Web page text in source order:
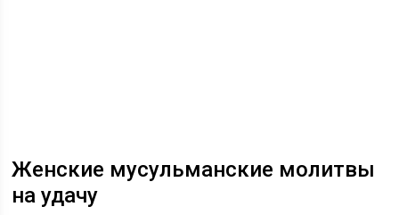
Женские мусульманские молитвы
на удачу